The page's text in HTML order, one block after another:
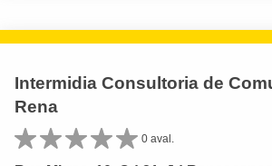
Intermidia Consultoria de
Rena
0 aval.